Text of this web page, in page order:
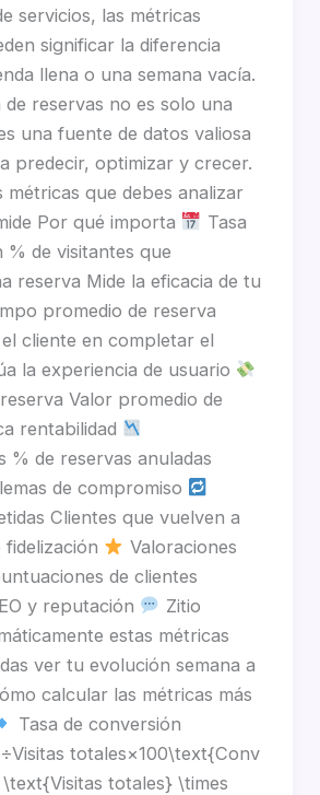
servicios, las métricas
significar la diferencia
llena o una semana vacía.
de reservas no es solo una
una fuente de datos valiosa
predecir, optimizar y crecer.
métricas que debes analizar
Por qué importa
Tasa
% de visitantes que
reserva Mide la eficacia de tu
promedio de reserva
cliente en completar el
la experiencia de usuario
Valor promedio de
rentabilidad
% de reservas anuladas
de compromiso
Clientes que vuelven a
Valoraciones
de clientes
y reputación
Zitio
estas métricas
ver tu evolución semana a
calcular las métricas más
Tasa de conversión
totales×100\text{Conv
totales} \times